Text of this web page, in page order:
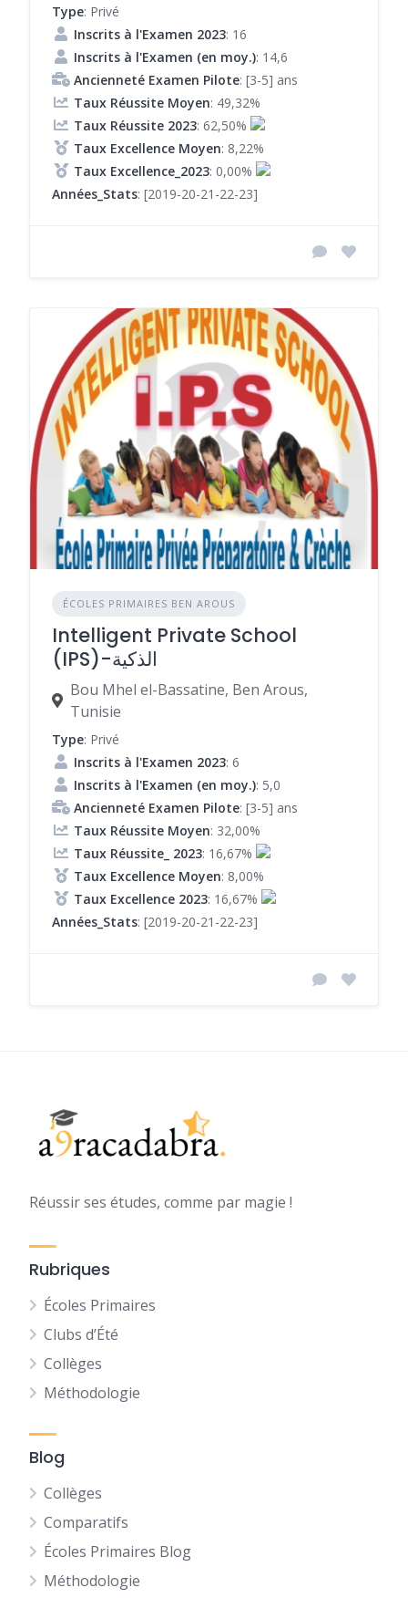
Type: Privé
Inscrits à l'Examen 2023: 16
Inscrits à l'Examen (en moy.): 14,6
Ancienneté Examen Pilote: [3-5] ans
Taux Réussite Moyen: 49,32%
Taux Réussite 2023: 62,50%
Taux Excellence Moyen: 8,22%
Taux Excellence_2023: 0,00%
Années_Stats: [2019-20-21-22-23]
ÉCOLES PRIMAIRES BEN AROUS
Intelligent Private School
(IPS)-الذكية
Bou Mhel el-Bassatine, Ben Arous,
Tunisie
Type: Privé
Inscrits à l'Examen 2023: 6
Inscrits à l'Examen (en moy.): 5,0
Ancienneté Examen Pilote: [3-5] ans
Taux Réussite Moyen: 32,00%
Taux Réussite_ 2023: 16,67%
Taux Excellence Moyen: 8,00%
Taux Excellence 2023: 16,67%
Années_Stats: [2019-20-21-22-23]
Réussir ses études, comme par magie !
Rubriques
Écoles Primaires
Clubs d’Été
Collèges
Méthodologie
Blog
Collèges
Comparatifs
Écoles Primaires Blog
Méthodologie